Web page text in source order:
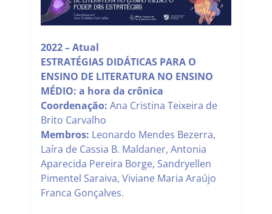
2022 – Atual
ESTRATÉGIAS DIDÁTICAS PARA O
ENSINO DE LITERATURA NO ENSINO
MÉDIO: a hora da crônica
Coordenação: Ana Cristina Teixeira de
Brito Carvalho
Membros: Leonardo Mendes Bezerra,
Laíra de Cassia B. Maldaner, Antonia
Aparecida Pereira Borge, Sandryellen
Pimentel Saraiva, Viviane Maria Araújo
Franca Gonçalves.